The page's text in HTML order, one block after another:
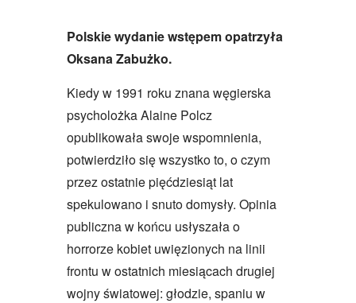
Polskie wydanie wstępem opatrzyła
Oksana Zabużko.
Kiedy w 1991 roku znana węgierska
psycholożka Alaine Polcz
opublikowała swoje wspomnienia,
potwierdziło się wszystko to, o czym
przez ostatnie pięćdziesiąt lat
spekulowano i snuto domysły. Opinia
publiczna w końcu usłyszała o
horrorze kobiet uwięzionych na linii
frontu w ostatnich miesiącach drugiej
wojny światowej: głodzie, spaniu w